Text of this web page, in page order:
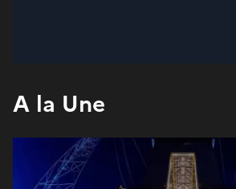
A la Une